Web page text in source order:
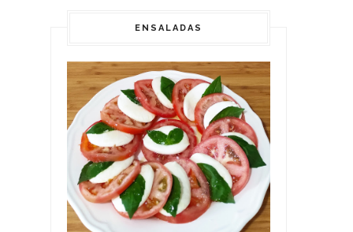
ENSALADAS